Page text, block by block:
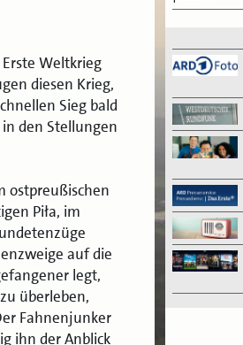
Weltkrieg
diesen Krieg,
Sieg bald
den Stellungen
ostpreußischen
Piła, im
auf die
legt,
überleben,
Fahnenjunker
ihn der Anblick